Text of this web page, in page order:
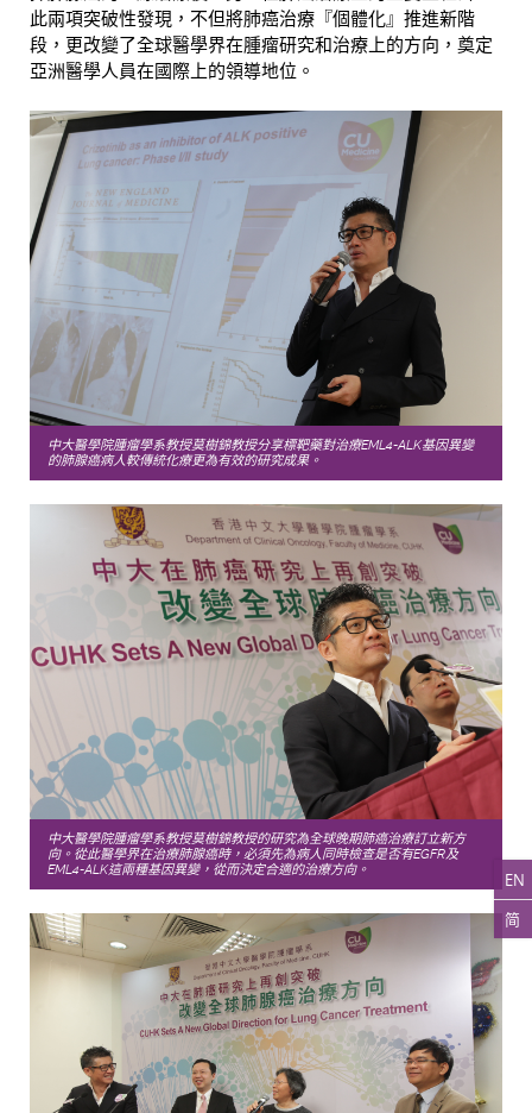
EN
简
此兩項突破性發現，不但將肺癌治療『個體化』推進新階
段，更改變了全球醫學界在腫瘤研究和治療上的方向，奠定
亞洲醫學人員在國際上的領導地位。
中大醫學院腫瘤學系教授莫樹錦教授分享標靶藥對治療EML4-ALK基因異變
的肺腺癌病人較傳統化療更為有效的研究成果。
中大醫學院腫瘤學系教授莫樹錦教授的研究為全球晚期肺癌治療訂立新方
向。從此醫學界在治療肺腺癌時，必須先為病人同時檢查是否有EGFR及
EML4-ALK這兩種基因異變，從而決定合適的治療方向。